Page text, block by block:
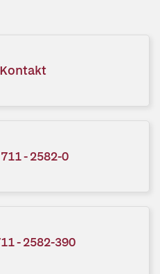
Kontakt
- 2582-0
- 2582-390